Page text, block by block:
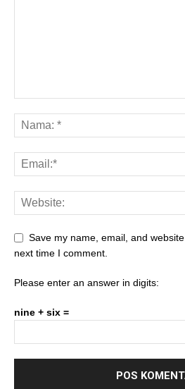
Save my name, email, and
next time I comment.
Please enter an answer in digits:
nine + six =